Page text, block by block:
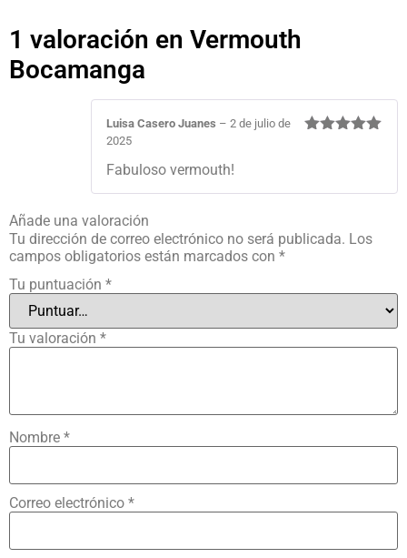
1 valoración en Vermouth
Bocamanga
Luisa Casero Juanes – 2 de julio de
2025
Fabuloso vermouth!
Añade una valoración
Tu dirección de correo electrónico no será publicada. Los
campos obligatorios están marcados con *
Tu puntuación *
Tu valoración *
Nombre *
Correo electrónico *